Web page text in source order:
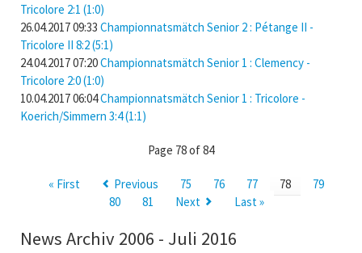
Tricolore 2:1 (1:0)
26.04.2017 09:33 Championnatsmätch Senior 2 : Pétange II -
Tricolore II 8:2 (5:1)
24.04.2017 07:20Championnatsmätch Senior 1 : Clemency -
Tricolore 2:0 (1:0)
10.04.2017 06:04Championnatsmätch Senior 1 : Tricolore -
Koerich/Simmern 3:4 (1:1)
Page 78 of 84
« First Previous 75 76 77 78
79
80
81 Next Last »
News Archiv 2006 - Juli 2016